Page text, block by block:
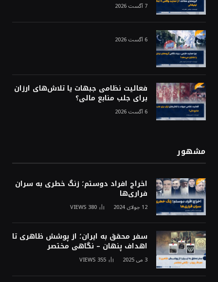
7 آگست 2026
6 آگست 2026
فعالیت نظامی جبهات یا تلاش‌های ارزان
برای جلب منابع مالی؟
6 آگست 2026
مشهور
اخراج افراد دوستم؛ زنگ خطری به سران
فراری‌ها
12 جولای 2024 380
VIEWS
سفر محقق به ایران؛ از پوشش ظاهری تا
اهداف پنهان – نگاهی مختصر
3 می 2025 355
VIEWS